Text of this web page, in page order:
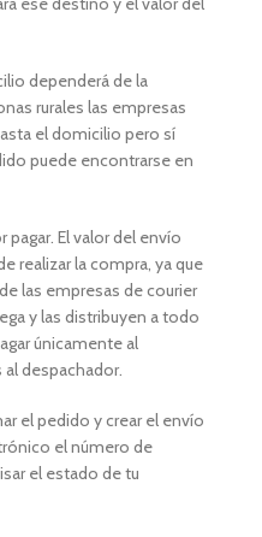
dependerá de la
rurales las empresas
el domicilio pero sí
puede encontrarse en
El valor del envío
realizar la compra, ya que
las empresas de courier
y las distribuyen a todo
únicamente al
despachador.
el pedido y crear el envío
el número de
el estado de tu